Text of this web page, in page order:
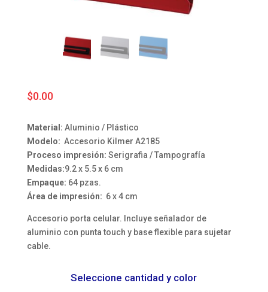
$0.00
Material: Aluminio / Plástico
Modelo: Accesorio Kilmer A2185
Proceso impresión: Serigrafia / Tampografía
Medidas:9.2 x 5.5 x 6 cm
Empaque: 64 pzas.
Área de impresión: 6 x 4 cm
Accesorio porta celular. Incluye señalador de
aluminio con punta touch y base flexible para sujetar
cable.
Seleccione cantidad y color